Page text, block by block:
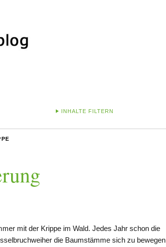
INHALTE FILTERN
mit der Krippe im Wald. Jedes Jahr schon die
die Baumstämme sich zu bewegen